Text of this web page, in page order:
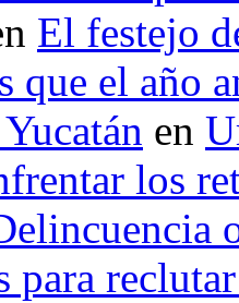
El festejo
que el año
en
los
para